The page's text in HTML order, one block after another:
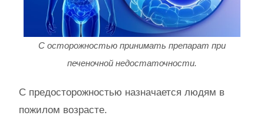
С осторожностью принимать препарат при
печеночной недостаточности.
С предосторожностью назначается людям в
пожилом возрасте.